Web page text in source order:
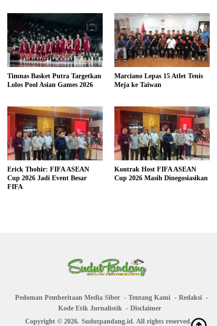
Timnas Basket Putra Targetkan
Lolos Pool Asian Games 2026
Marciano Lepas 15 Atlet Tenis
Meja ke Taiwan
Erick Thohir: FIFA ASEAN
Cup 2026 Jadi Event Besar
FIFA
Kontrak Host FIFA ASEAN
Cup 2026 Masih Dinegosiasikan
Pedoman Pemberitaan Media Siber Tentang Kami
Redaksi
Kode Etik Jurnalistik
Disclaimer
Copyright © 2026. Sudutpandang.id. All rights reserved.